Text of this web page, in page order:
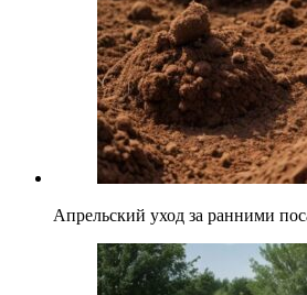
Апрельский уход за ранними